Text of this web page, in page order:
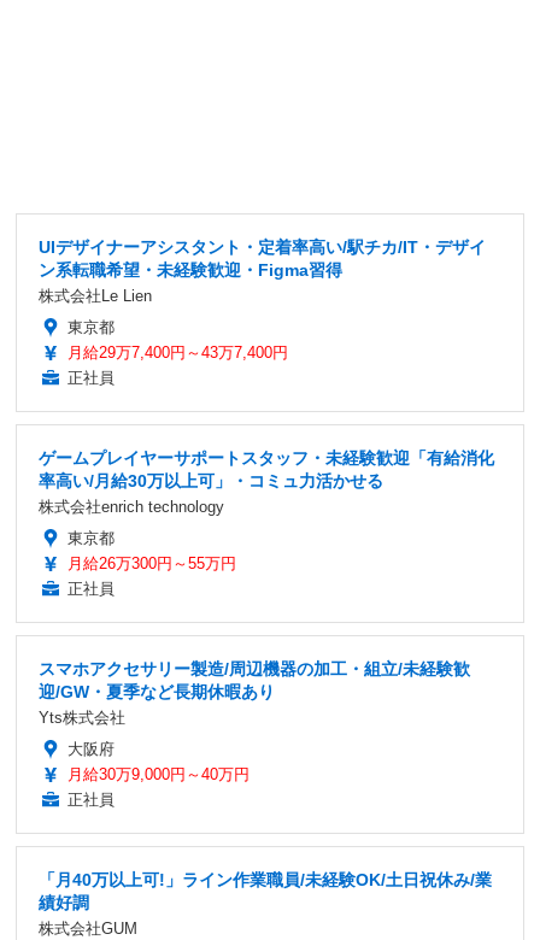
UIデザイナーアシスタント・定着率高い/駅チカ/IT・デザイ
ン系転職希望・未経験歓迎・Figma習得
株式会社Le Lien
東京都
月給29万7,400円～43万7,400円
正社員
ゲームプレイヤーサポートスタッフ・未経験歓迎「有給消化
率高い/月給30万以上可」・コミュ力活かせる
株式会社enrich technology
東京都
月給26万300円～55万円
正社員
スマホアクセサリー製造/周辺機器の加工・組立/未経験歓
迎/GW・夏季など長期休暇あり
Yts株式会社
大阪府
月給30万9,000円～40万円
正社員
「月40万以上可!」ライン作業職員/未経験OK/土日祝休み/業
績好調
株式会社GUM